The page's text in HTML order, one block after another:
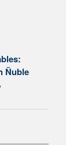
Ñuble